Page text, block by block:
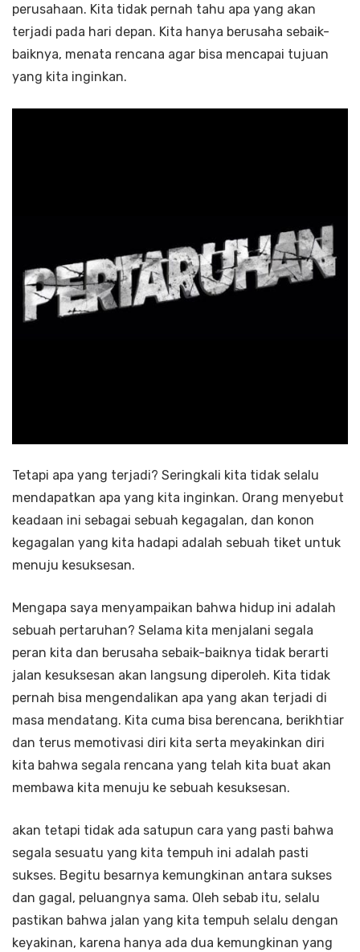
perusahaan. Kita tidak pernah tahu apa yang akan
terjadi pada hari depan. Kita hanya berusaha sebaik-
baiknya, menata rencana agar bisa mencapai tujuan
yang kita inginkan.
Tetapi apa yang terjadi? Seringkali kita tidak selalu
mendapatkan apa yang kita inginkan. Orang menyebut
keadaan ini sebagai sebuah kegagalan, dan konon
kegagalan yang kita hadapi adalah sebuah tiket untuk
menuju kesuksesan.
Mengapa saya menyampaikan bahwa hidup ini adalah
sebuah pertaruhan? Selama kita menjalani segala
peran kita dan berusaha sebaik-baiknya tidak berarti
jalan kesuksesan akan langsung diperoleh. Kita tidak
pernah bisa mengendalikan apa yang akan terjadi di
masa mendatang. Kita cuma bisa berencana, berikhtiar
dan terus memotivasi diri kita serta meyakinkan diri
kita bahwa segala rencana yang telah kita buat akan
membawa kita menuju ke sebuah kesuksesan.
akan tetapi tidak ada satupun cara yang pasti bahwa
segala sesuatu yang kita tempuh ini adalah pasti
sukses. Begitu besarnya kemungkinan antara sukses
dan gagal, peluangnya sama. Oleh sebab itu, selalu
pastikan bahwa jalan yang kita tempuh selalu dengan
keyakinan, karena hanya ada dua kemungkinan yang